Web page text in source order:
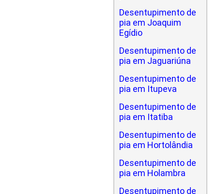
Desentupimento de
pia em Joaquim
Egídio
Desentupimento de
pia em Jaguariúna
Desentupimento de
pia em Itupeva
Desentupimento de
pia em Itatiba
Desentupimento de
pia em Hortolândia
Desentupimento de
pia em Holambra
Desentupimento de